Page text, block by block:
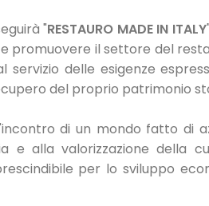
"RESTAURO MADE IN ITALY
promuovere il settore del
delle esigenze
del proprio patrimonio
di un mondo fatto di
alla valorizzazione della
per lo sviluppo